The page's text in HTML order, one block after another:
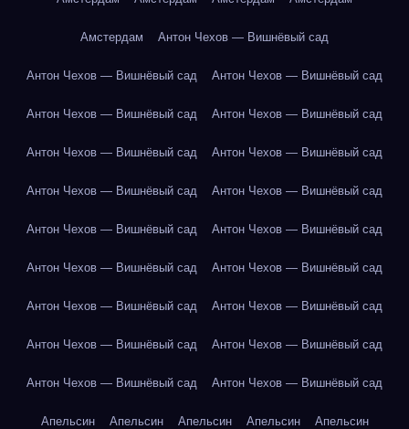
Амстердам Антон Чехов — Вишнёвый сад
Антон Чехов — Вишнёвый сад Антон Чехов — Вишнёвый сад
Антон Чехов — Вишнёвый сад Антон Чехов — Вишнёвый сад
Антон Чехов — Вишнёвый сад Антон Чехов — Вишнёвый сад
Антон Чехов — Вишнёвый сад Антон Чехов — Вишнёвый сад
Антон Чехов — Вишнёвый сад Антон Чехов — Вишнёвый сад
Антон Чехов — Вишнёвый сад Антон Чехов — Вишнёвый сад
Антон Чехов — Вишнёвый сад Антон Чехов — Вишнёвый сад
Антон Чехов — Вишнёвый сад Антон Чехов — Вишнёвый сад
Антон Чехов — Вишнёвый сад Антон Чехов — Вишнёвый сад
Апельсин Апельсин Апельсин Апельсин Апельсин